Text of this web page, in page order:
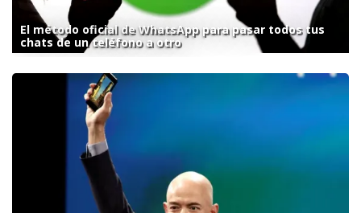
El método oficial de WhatsApp para pasar todos tus
chats de un teléfono a otro